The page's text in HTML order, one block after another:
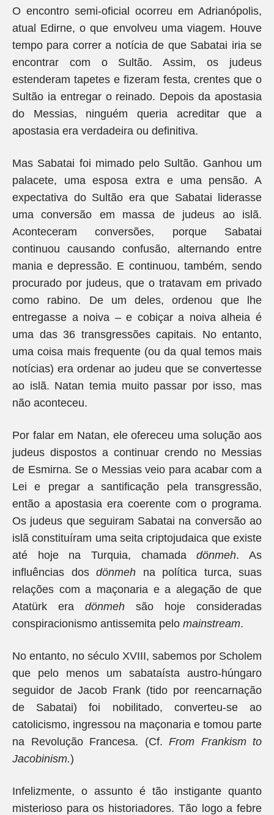
O encontro semi-oficial ocorreu em Adrianópolis,
atual Edirne, o que envolveu uma viagem. Houve
tempo para correr a notícia de que Sabatai iria se
encontrar com o Sultão. Assim, os judeus
estenderam tapetes e fizeram festa, crentes que o
Sultão ia entregar o reinado. Depois da apostasia
do Messias, ninguém queria acreditar que a
apostasia era verdadeira ou definitiva.
Mas Sabatai foi mimado pelo Sultão. Ganhou um
palacete, uma esposa extra e uma pensão. A
expectativa do Sultão era que Sabatai liderasse
uma conversão em massa de judeus ao islã.
Aconteceram conversões, porque Sabatai
continuou causando confusão, alternando entre
mania e depressão. E continuou, também, sendo
procurado por judeus, que o tratavam em privado
como rabino. De um deles, ordenou que lhe
entregasse a noiva – e cobiçar a noiva alheia é
uma das 36 transgressões capitais. No entanto,
uma coisa mais frequente (ou da qual temos mais
notícias) era ordenar ao judeu que se convertesse
ao islã. Natan temia muito passar por isso, mas
não aconteceu.
Por falar em Natan, ele ofereceu uma solução aos
judeus dispostos a continuar crendo no Messias
de Esmirna. Se o Messias veio para acabar com a
Lei e pregar a santificação pela transgressão,
então a apostasia era coerente com o programa.
Os judeus que seguiram Sabatai na conversão ao
islã constituíram uma seita criptojudaica que existe
até hoje na Turquia, chamadadönmeh. As
influências dos dönmeh na política turca, suas
relações com a maçonaria e a alegação de que
Atatürk era dönmeh são hoje consideradas
conspiracionismo antissemita pelo mainstream.
No entanto, no século XVIII, sabemos por Scholem
que pelo menos um sabataísta austro-húngaro
seguidor de Jacob Frank (tido por reencarnação
de Sabatai) foi nobilitado, converteu-se ao
catolicismo, ingressou na maçonaria e tomou parte
na Revolução Francesa. (Cf. From Frankism to
Jacobinism.)
Infelizmente, o assunto é tão instigante quanto
misterioso para os historiadores. Tão logo a febre